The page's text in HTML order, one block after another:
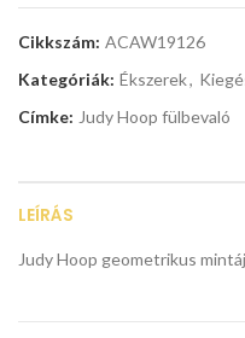
Cikkszám: ACAW19126
Kategóriák: Ékszerek,
Címke: Judy Hoop fülbevaló
LEÍRÁS
Judy Hoop geometrikus